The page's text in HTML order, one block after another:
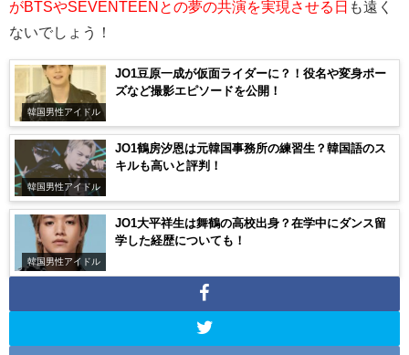
がBTSやSEVENTEENとの夢の共演を実現させる日 も遠く
ないでしょう！
韓国男性アイドル
JO1豆原一成が仮面ライダーに？！役名や変身ポー
ズなど撮影エピソードを公開！
韓国男性アイドル
JO1鶴房汐恩は元韓国事務所の練習生？韓国語のス
キルも高いと評判！
韓国男性アイドル
JO1大平祥生は舞鶴の高校出身？在学中にダンス留
学した経歴についても！